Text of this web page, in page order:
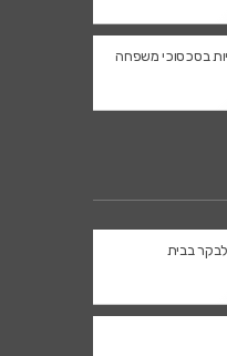
בסכסוכי משפחה
בבית